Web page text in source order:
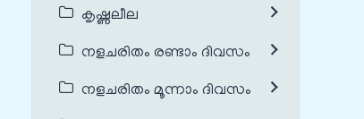
കൃഷ്ണലീല
നളചരിതം രണ്ടാം ദിവസം
നളചരിതം മൂന്നാം ദിവസം